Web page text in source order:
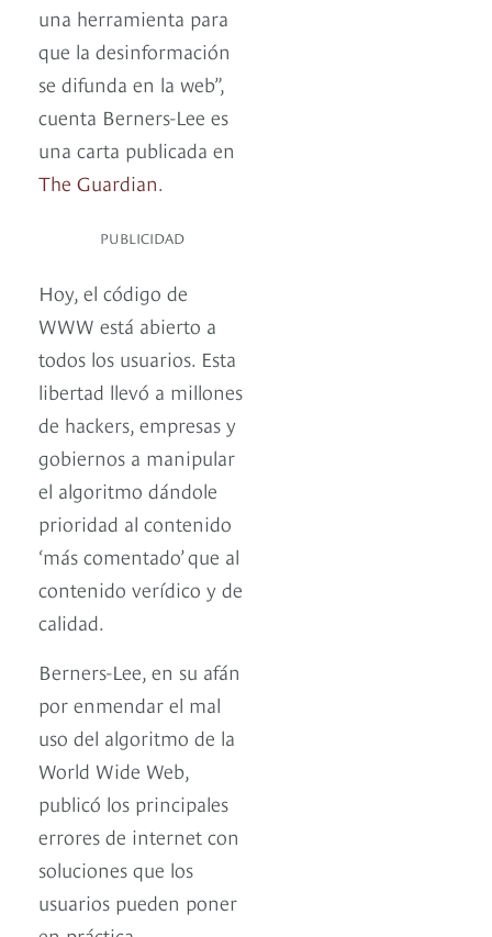
una herramienta para
que la desinformación
se difunda en la web”,
cuenta Berners-Lee es
una carta publicada en
The Guardian.
PUBLICIDAD
Hoy, el código de
WWW está abierto a
todos los usuarios. Esta
libertad llevó a millones
de hackers, empresas y
gobiernos a manipular
el algoritmo dándole
prioridad al contenido
‘más comentado’ que al
contenido verídico y de
calidad.
Berners-Lee, en su afán
por enmendar el mal
uso del algoritmo de la
World Wide Web,
publicó los principales
errores de internet con
soluciones que los
usuarios pueden poner